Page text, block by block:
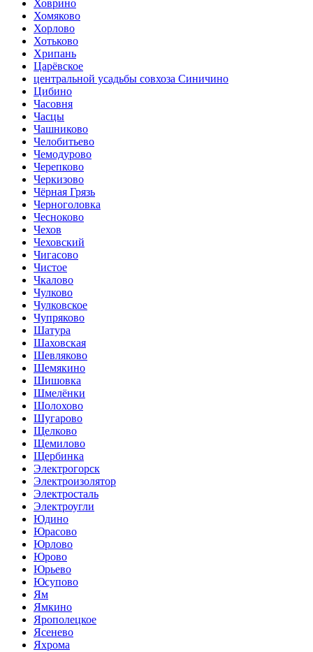
Ховрино
Хомяково
Хорлово
Хотьково
Хрипань
Царёвское
центральной усадьбы совхоза Синичино
Цибино
Часовня
Часцы
Чашниково
Челобитьево
Чемодурово
Черепково
Черкизово
Чёрная Грязь
Черноголовка
Чесноково
Чехов
Чеховский
Чигасово
Чистое
Чкалово
Чулково
Чулковское
Чупряково
Шатура
Шаховская
Шевляково
Шемякино
Шишовка
Шмелёнки
Шолохово
Шугарово
Щелково
Щемилово
Щербинка
Электрогорск
Электроизолятор
Электросталь
Электроугли
Юдино
Юрасово
Юрлово
Юрово
Юрьево
Юсупово
Ям
Ямкино
Ярополецкое
Ясенево
Яхрома